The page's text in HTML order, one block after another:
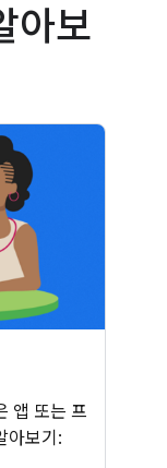
아보
앱 또는 프
아보기: